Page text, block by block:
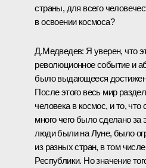
страны, для всего
в освоении космоса?
Д.Медведев: Я уверен, что
революционное событие и
было выдающееся
После этого весь мир
человека в космос, и то,
много чего было сделано за
люди были на Луне, было
из разных стран, в том
Республики. Но значение